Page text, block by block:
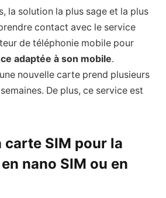
la solution la plus sage et la plus
contact avec le service
de téléphonie mobile pour
adaptée à son mobile.
nouvelle carte prend plusieurs
De plus, ce service est
carte SIM pour la
nano SIM ou en